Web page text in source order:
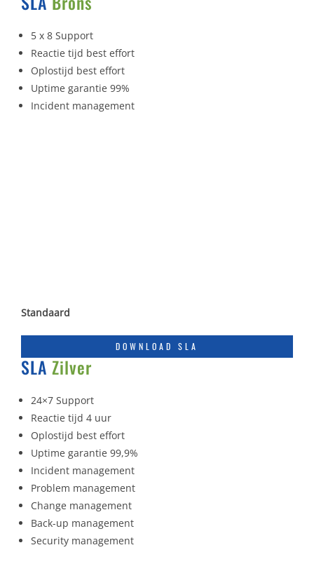
5 x 8 Support
Reactie tijd best effort
Oplostijd best effort
Uptime garantie 99%
Incident management
Standaard
DOWNLOAD SLA
SLA Zilver
24×7 Support
Reactie tijd 4 uur
Oplostijd best effort
Uptime garantie 99,9%
Incident management
Problem management
Change management
Back-up management
Security management